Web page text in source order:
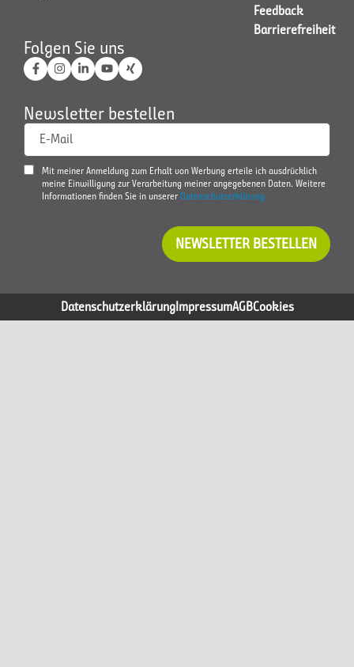
Feedback
Barrierefreiheit
Folgen Sie uns
Newsletter bestellen
E-Mail
Mit meiner Anmeldung zum Erhalt von Werbung erteile ich ausdrücklich
meine Einwilligung zur Verarbeitung meiner angegebenen Daten. Weitere
Informationen finden Sie in unserer Datenschutzerklärung
NEWSLETTER BESTELLEN
DatenschutzerklärungImpressumAGBCookies